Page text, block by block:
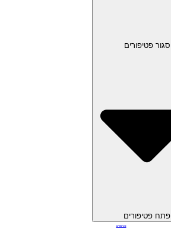
סגור פטיפורים
פתח פטיפורים
פטיפורים